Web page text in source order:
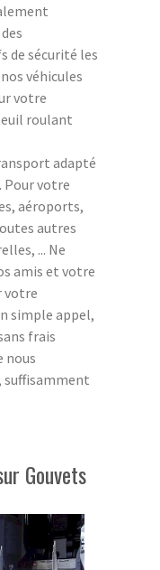
de sécurité les
véhicules
votre
roulant
adapté
Pour votre
aéroports,
autres
... Ne
amis et votre
votre
simple appel,
frais
nous
Gouvets